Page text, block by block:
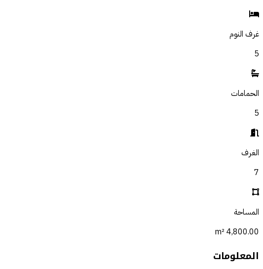
غرف النوم
5
الحمامات
5
الغرف
7
المساحة
4,800.00 m²
المعلومات